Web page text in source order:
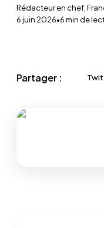
Rédacteur en chef,
6 juin 2026•6min de
Partager :